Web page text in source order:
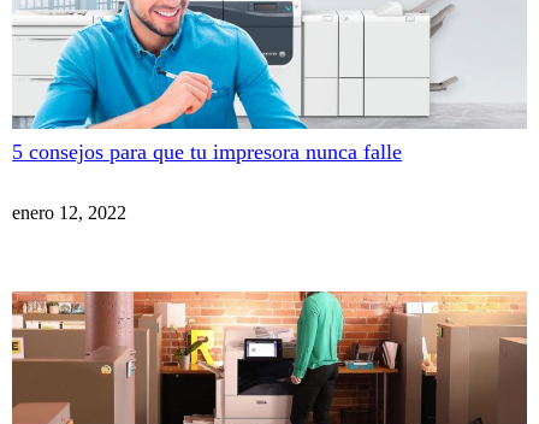
5 consejos para que tu impresora nunca falle
enero 12, 2022